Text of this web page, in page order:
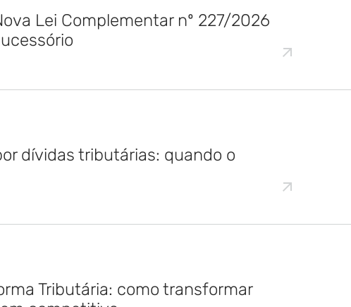
Lei Complementar nº 227/2026
dívidas tributárias: quando o
Tributária: como transformar